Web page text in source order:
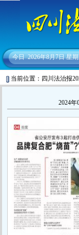
今日 2026年8月7日 星
当前位置：四川法治报